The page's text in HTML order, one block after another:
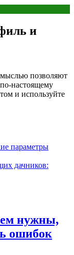
и
позволяют
настоящему
и используйте
параметры
дачников:
нужны,
ошибок